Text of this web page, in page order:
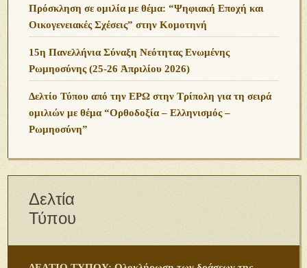
Πρόσκληση σε ομιλία με θέμα: “Ψηφιακή Εποχή και
Οικογενειακές Σχέσεις” στην Κομοτηνή
15η Πανελλήνια Σύναξη Νεότητας Ενωμένης
Ρωμηοσύνης (25-26 Ἀπριλίου 2026)
Δελτίο Τύπου από την ΕΡΩ στην Τρίπολη για τη σειρά
ομιλιών με θέμα “Ορθοδοξία – Ελληνισμός –
Ρωμηοσύνη”
Δελτία
Τύπου